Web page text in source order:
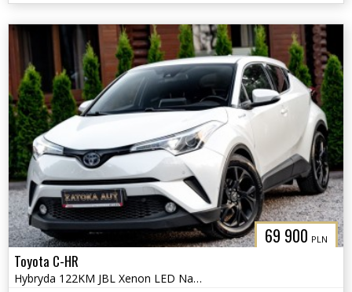
69 900 PLN
Toyota C-HR
Hybryda 122KM JBL Xenon LED Navi Grz. Fot. Lane Ass. Kamera Park Ass.